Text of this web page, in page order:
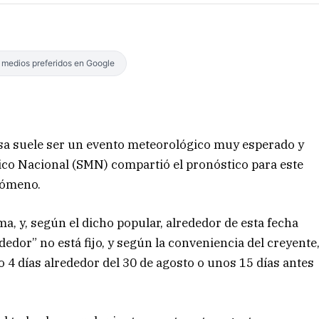
preferidos en Google
suele ser un evento meteorológico muy esperado y
Nacional (SMN) compartió el pronóstico para este
y, según el dicho popular, alrededor de esta fecha
no está fijo, y según la conveniencia del
días alrededor del 30 de agosto o unos 15 días antes